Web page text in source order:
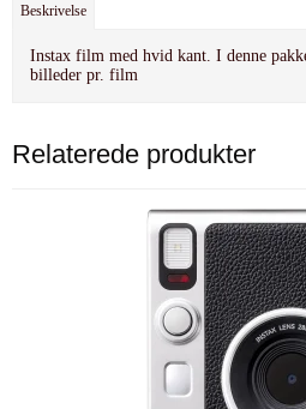
Beskrivelse
Instax film med hvid kant. I denne
billeder pr. film
Relaterede produkter